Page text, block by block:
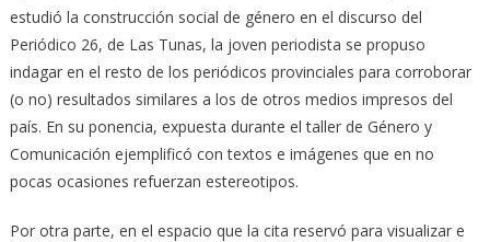
estudió la construcción social de género en el discurso del
Periódico 26, de Las Tunas, la joven periodista se propuso
indagar en el resto de los periódicos provinciales para corroborar
(o no) resultados similares a los de otros medios impresos del
país. En su ponencia, expuesta durante el taller de Género y
Comunicación ejemplificó con textos e imágenes que en no
pocas ocasiones refuerzan estereotipos.
Por otra parte, en el espacio que la cita reservó para visualizar e